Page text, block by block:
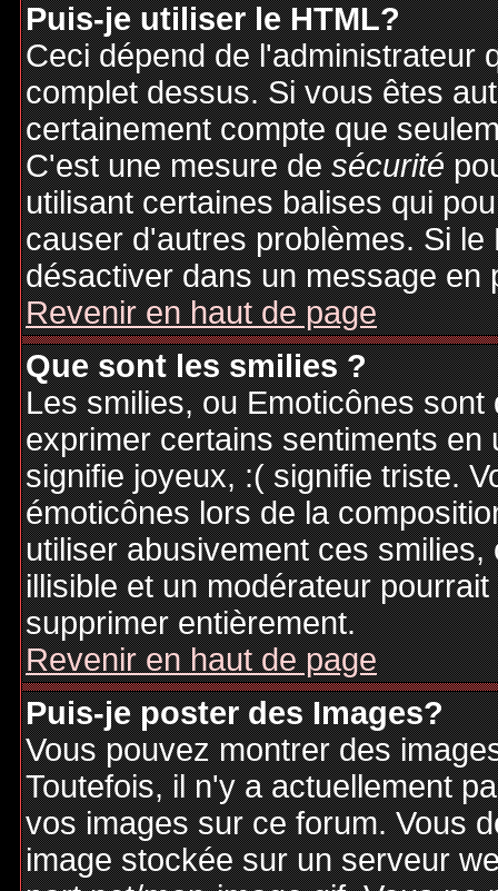
Puis-je utiliser le HTML?
Ceci dépend de l'administrateur
complet dessus. Si vous êtes
certainement compte que
C'est une mesure desécurité
utilisant certaines balises qui
causer d'autres problèmes. Si
désactiver dans un message en
Revenir en haut de page
Que sont les smilies ?
Les smilies, ou Emoticônes
exprimer certains sentiments
signifie joyeux, :( signifie triste.
émoticônes lors de la
utiliser abusivement ces
illisible et un modérateur
supprimer entièrement.
Revenir en haut de page
Puis-je poster des Images?
Vous pouvez montrer des
Toutefois, il n'y a actuellement
vos images sur ce forum. Vous
image stockée sur un serveur